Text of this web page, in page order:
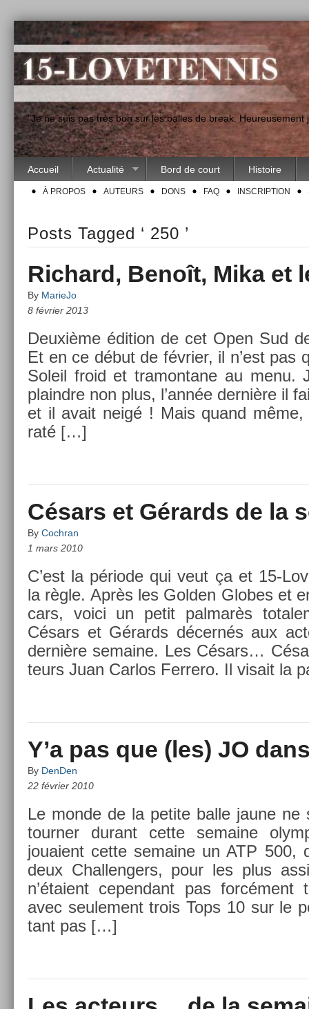
"Je ne suis pas très bon sur les balles de break.
Accueil Actualité Bord de court Histoire
À PROPOS AUTEURS DONS FAQ INSCRIPTION
Posts Tagged ‘ 250 ’
Richard, Benoît, Mika et
By MarieJo
8 février 2013
Deuxième édi­tion de cet Open Sud
Et en ce début de février, il n’est pas
Sol­eil froid et tramon­tane au menu.
plaindre non plus, l’année dernière il
et il avait neigé ! Mais quand même,
raté […]
Césars et Gérards de la
By Cochran
1 mars 2010
C’est la période qui veut ça et 15-
la règle. Après les Gold­en Globes et
cars, voici un petit pal­marès
Césars et Gérards décernés aux
dernière semaine. Les Césars…
teurs Juan Car­los Fer­rero. Il visait la
Y’a pas que (les) JO
By DenDen
22 février 2010
Le monde de la petite balle jaune ne
tourn­er durant cette semaine
jouaient cette semaine un ATP 500,
deux Chal­leng­ers, pour les plus
n’étaient cepen­dant pas
avec seule­ment trois Tops 10 sur le
tant pas […]